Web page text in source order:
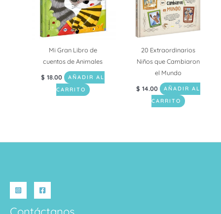
Mi Gran Libro de
cuentos de Animales
$ 18.00
AÑADIR AL
CARRITO
20 Extraordinarios
Niños que Cambiaron
el Mundo
$ 14.00
AÑADIR AL
CARRITO